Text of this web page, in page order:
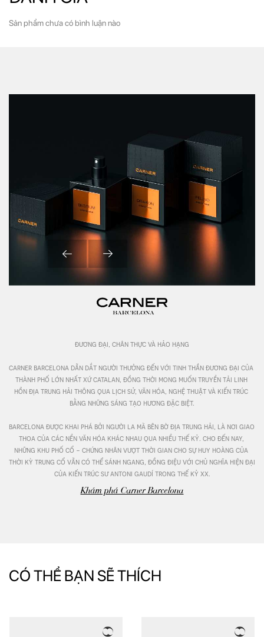
Sản phẩm chưa có bình luận nào
đương đại, chân thực và hảo hạng
carner barcelona dẫn dắt người thưởng đến với tinh thần đương đại của
thành phố lớn nhất xứ catalan, đồng thời mong muốn truyền tải linh
hồn địa trung hải thông qua lịch sử, văn hóa, nghệ thuật và kiến trúc
bằng những sáng tạo hương đặc biệt.
barcelona được khai phá bởi người la mã bên bờ địa trung hải, là nơi giao
thoa của các nền văn hóa khác nhau qua nhiều thế kỷ. cho đến nay,
những khu phố cổ - chứng nhân vượt thời gian cho sự huy hoàng của
thời kỳ trung cổ vẫn có thể sánh ngang, đồng điệu với chủ nghĩa hiện đại
của kiến trúc sư antoni gaudí trong thế kỷ xx.
Khám phá Carner Barcelona
CÓ THỂ BẠN SẼ THÍCH